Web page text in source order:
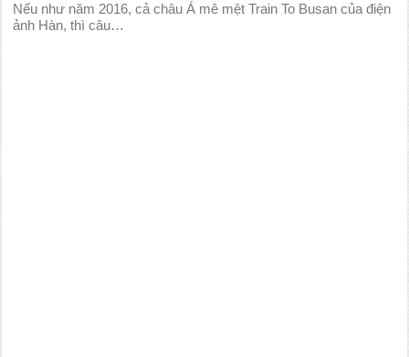
Nếu như năm 2016, cả châu Á mê mệt Train To Busan của điện
ảnh Hàn, thì câu…